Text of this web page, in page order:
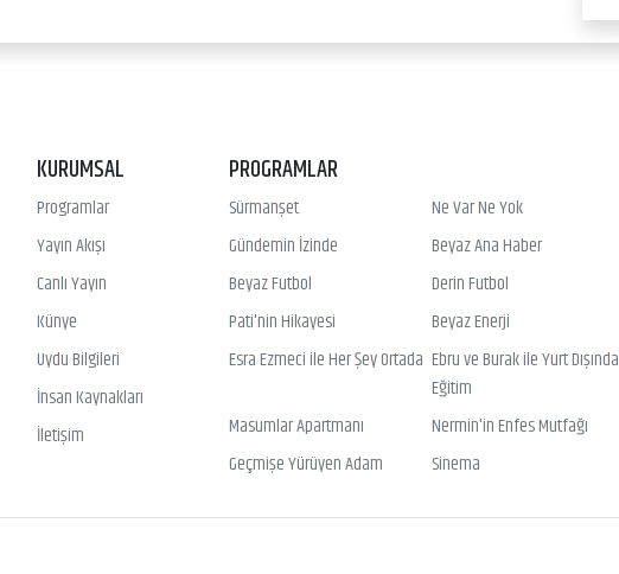
KURUMSAL
Programlar
Yayın Akışı
Canlı Yayın
Künye
Uydu Bilgileri
İnsan Kaynakları
İletişim
PROGRAMLAR
Sürmanşet Ne Var Ne Yok
Gündemin İzinde
Beyaz Ana Haber
Beyaz Futbol
Derin Futbol
Pati'nin Hikayesi
Beyaz Enerji
Esra Ezmeci ile Her Şey Ortada Ebru ve Burak ile Yurt Dışında
Eğitim
Masumlar Apartmanı Nermin'in Enfes Mutfağı
Geçmişe Yürüyen Adam
Sinema